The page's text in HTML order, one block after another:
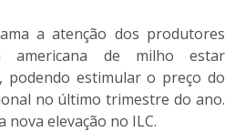
a atenção dos produtores
de milho estar
podendo estimular o preço do
no último trimestre do ano.
elevação no ILC.